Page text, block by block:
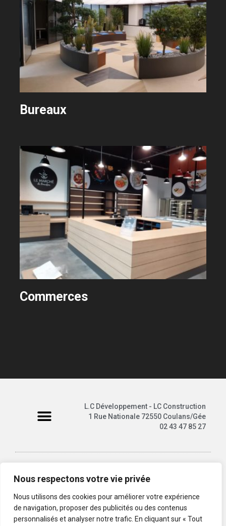
Nous respectons votre vie privée
Nous utilisons des cookies pour améliorer votre expérience
de navigation, proposer des publicités ou des contenus
personnalisés et analyser notre trafic. En cliquant sur « Tout
Bureaux
Commerces
L.C Développement - LC Construction
1 Rue Nationale 72550 Coulans/Gée
02 43 47 85 27
LC DÉVELOPPEMENT – LC CONSTRUCTION ©2025 | Tous